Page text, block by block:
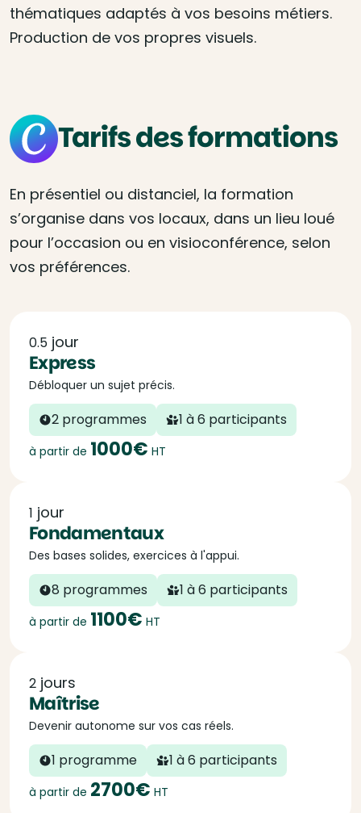
thématiques adaptés à vos besoins métiers.
Production de vos propres visuels.
Tarifs des formations
En présentiel ou distanciel, la formation
s’organise dans vos locaux, dans un lieu loué
pour l’occasion ou en visioconférence, selon
vos préférences.
0.5 jour
Express
Débloquer un sujet précis.
2 programmes 1 à 6 participants
à partir de 1000€ HT
1 jour
Fondamentaux
Des bases solides, exercices à l'appui.
8 programmes 1 à 6 participants
à partir de 1100€ HT
2 jours
Maîtrise
Devenir autonome sur vos cas réels.
1 programme 1 à 6 participants
à partir de 2700€ HT